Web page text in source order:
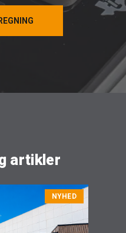
artikler
NYHED